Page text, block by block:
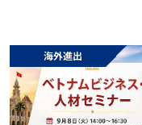
海外進出